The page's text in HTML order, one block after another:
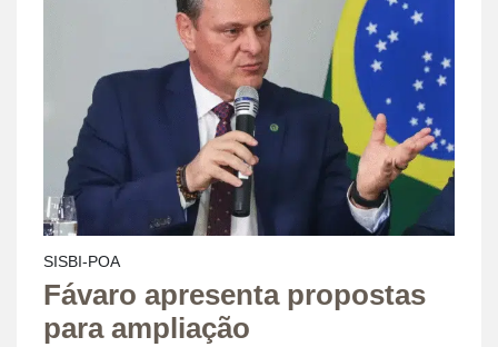
SISBI-POA
Fávaro apresenta propostas
para ampliação